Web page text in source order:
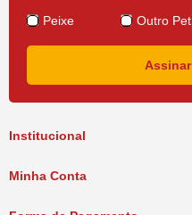
Institucional
Minha Conta
Peixe Outro Pet